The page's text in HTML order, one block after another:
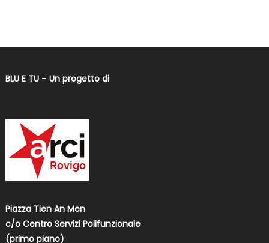
BLU E TU– Un progetto di
Piazza Tien An Men
c/o Centro Servizi Polifunzionale
(primo piano)